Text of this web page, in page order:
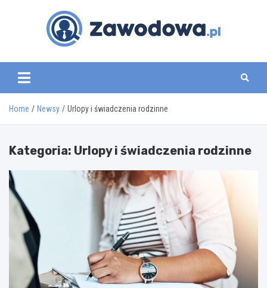
zawodowa.pl
Home Newsy Urlopy i świadczenia rodzinne
Kategoria: Urlopy i świadczenia rodzinne